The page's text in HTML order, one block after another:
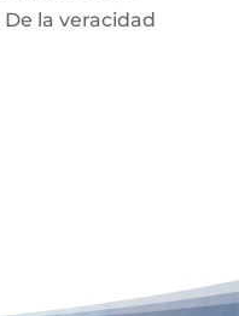
la veracidad